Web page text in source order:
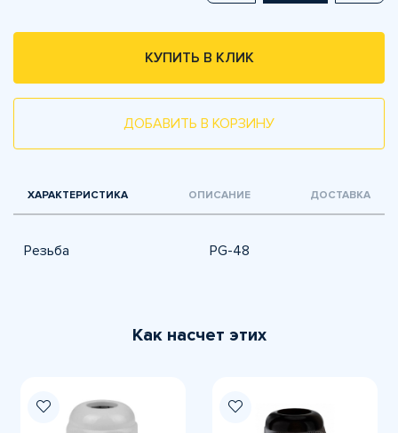
КУПИТЬ В КЛИК
ДОБАВИТЬ В КОРЗИНУ
ХАРАКТЕРИСТИКА ОПИСАНИЕ ДОСТАВКА
Резьба PG-48
Как насчет этих